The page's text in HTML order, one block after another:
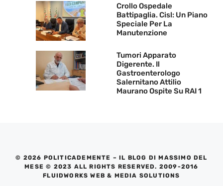
Crollo Ospedale
Battipaglia. Cisl: Un Piano
Speciale Per La
Manutenzione
Tumori Apparato
Digerente. Il
Gastroenterologo
Salernitano Attilio
Maurano Ospite Su RAI 1
© 2026 POLITICADEMENTE – IL BLOG DI MASSIMO DEL
MESE © 2023 ALL RIGHTS RESERVED. 2009-2016
FLUIDWORKS WEB & MEDIA SOLUTIONS